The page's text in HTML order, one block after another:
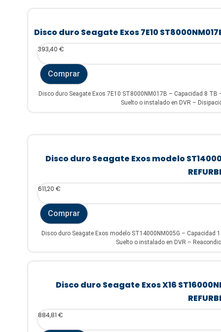
Disco duro Seagate Exos 7E10
393,40 €
Comprar
Disco duro Seagate Exos 7E10 ST8000NM017B – Capacidad 8
Suelto o instalado en DVR –
Disco duro Seagate Exos modelo
611,20 €
Comprar
Disco duro Seagate Exos modelo ST14000NM005G –
Suelto o instalado en DVR –
Disco duro Seagate Exos X16
884,81 €